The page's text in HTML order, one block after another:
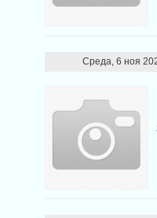
Среда, 6 ноя